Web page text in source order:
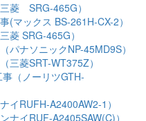
菱 SRG-465G）
(マックス BS-261H-CX-2）
菱 SRG-465G）
パナソニックNP-45MD9S）
三菱SRT-WT375Z）
（ノーリツGTH-
イRUFH-A2400AW2-1）
ナイRUF-A2405SAW(C)）